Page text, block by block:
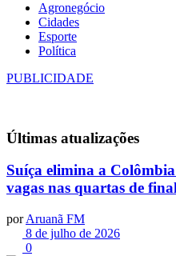
Agronegócio
Cidades
Esporte
Política
PUBLICIDADE
Últimas atualizações
Suíça elimina a
vagas nas quartas de
por Aruanã FM
8 de julho de 2026
0